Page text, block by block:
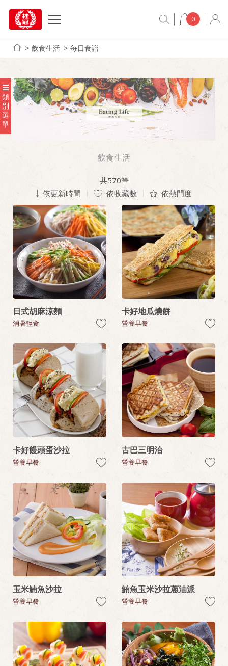
0
飲食生活 每日食譜
類
別
選
單
飲食生活
共570筆
依更新時間
依收藏數 依熱門度
日式胡麻涼麵
消暑輕食
卡好地瓜燒餅
營養早餐
卡好饅頭蛋沙拉
營養早餐
古巴三明治
營養早餐
玉米鮪魚沙拉
營養早餐
鮪魚玉米沙拉蔥油派
營養早餐